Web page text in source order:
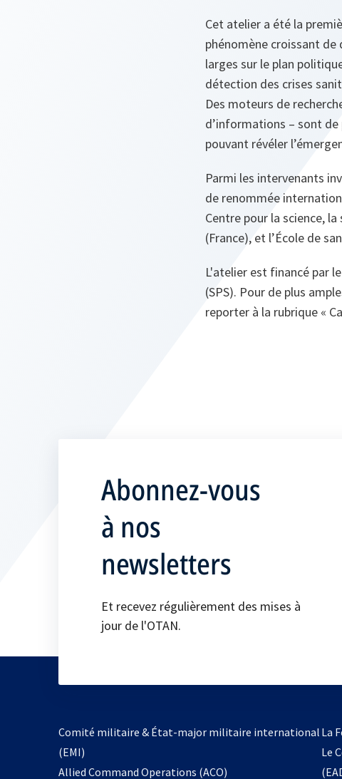
Cet atelier a été la
phénomène croissant
larges sur le plan
détection des crises
Des moteurs de
d’informations – sont
pouvant révéler
Parmi les intervenants
de renommée
Centre pour la science,
(France), et l’École de
L'atelier est financé par
(SPS). Pour de plus
reporter à la rubrique «
Abonnez-vous
à nos
newsletters
Et recevez régulièrement des mises à
jour de l'OTAN.
Comité militaire & État-major militaire international
(EMI)
Allied Command Operations (ACO)
La
Le